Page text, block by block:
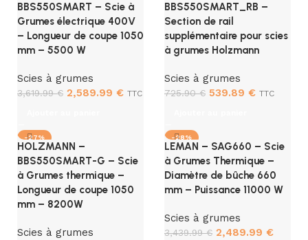
BBS550SMART – Scie à
Grumes électrique 400V
– Longueur de coupe 1050
mm – 5500 W
Scies à grumes
3,619.99€ 2,589.99 € TTC
BBS550SMART_RB –
Section de rail
supplémentaire pour scies
à grumes Holzmann
Scies à grumes
725.90€ 539.89 € TTC
-27%
HOLZMANN –
BBS550SMART-G – Scie
à Grumes thermique –
Longueur de coupe 1050
mm – 8200W
Scies à grumes
-28%
LEMAN – SAG660 – Scie
à Grumes Thermique –
Diamètre de bûche 660
mm – Puissance 11000 W
Scies à grumes
3,439.99€ 2,489.99 €